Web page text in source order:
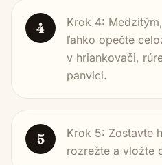
4
Krok 4:
ľahko opečte
v hriankovači,
panvici.
5
Krok 5: Zostavte
rozrežte a vložte